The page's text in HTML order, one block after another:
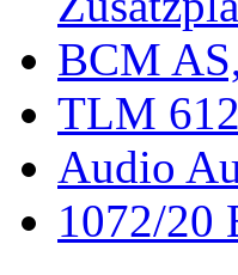
BCM
TLM
Audio
1072/20